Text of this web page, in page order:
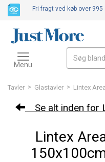
Tavler > Glastavler > Lintex
Se alt inden for
Lintex
Fri fragt ved køb over 995
Toggle
navigation
Menu